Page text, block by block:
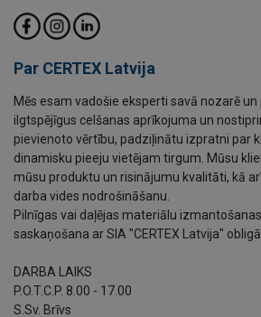
Par CERTEX Latvija
Mēs esam vadošie eksperti savā nozarē
ilgtspējīgus celšanas aprīkojuma un
pievienoto vērtību, padziļinātu izpratni par
dinamisku pieeju vietējam tirgum. Mūsu
mūsu produktu un risinājumu kvalitāti, kā
darba vides nodrošināšanu.
Pilnīgas vai daļējas materiālu
saskaņošana ar SIA "CERTEX Latvija"
DARBA LAIKS
P.O.T.C.P. 8.00 - 17.00
S.Sv. Brīvs